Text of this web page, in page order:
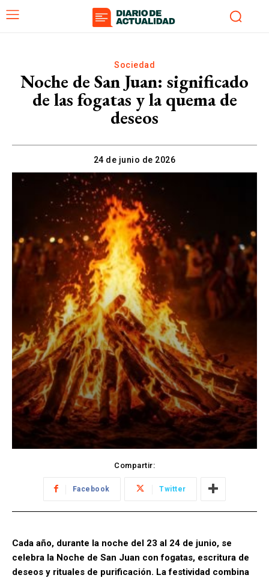
Sociedad
Noche de San Juan: significado
de las fogatas y la quema de
deseos
24 de junio de 2026
Compartir:
Facebook Twitter
Cada año, durante la noche del 23 al 24 de junio, se
celebra la Noche de San Juan con fogatas, escritura de
deseos y rituales de purificación. La festividad combina